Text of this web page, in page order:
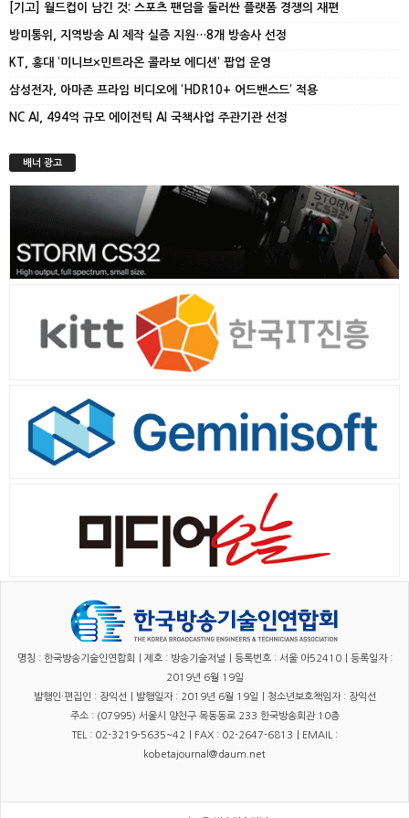
[기고] 월드컵이 남긴 것: 스포츠 팬덤을 둘러싼 플랫폼 경쟁의 재편
방미통위, 지역방송 AI 제작 실증 지원…8개 방송사 선정
KT, 홍대 ‘미니브×민트라온 콜라보 에디션’ 팝업 운영
삼성전자, 아마존 프라임 비디오에 ‘HDR10+ 어드밴스드’ 적용
NC AI, 494억 규모 에이전틱 AI 국책사업 주관기관 선정
배너 광고
명칭 : 한국방송기술인연합회｜제호 : 방송기술저널｜등록번호 : 서울 아52410｜등록일자 :
2019년 6월 19일
발행인·편집인 : 장익선｜발행일자 : 2019년 6월 19일｜청소년보호책임자 : 장익선
주소 : (07995) 서울시 양천구 목동동로 233 한국방송회관 10층
TEL : 02-3219-5635~42｜FAX : 02-2647-6813｜EMAIL :
kobetajournal@daum.net